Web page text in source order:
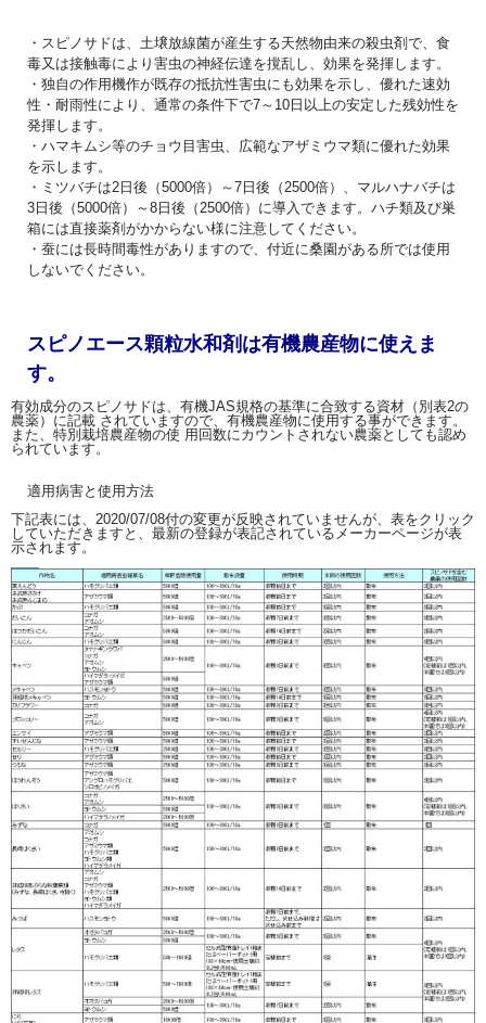
はくさい、みずなの適用害虫の追加。
いちじく、ラズベリー、マンゴーの使用量変更。
・スピノサドは、土壌放線菌が産生する天然物由来の殺虫剤で、食
毒又は接触毒により害虫の神経伝達を撹乱し、効果を発揮します。
・独自の作用機作が既存の抵抗性害虫にも効果を示し、優れた速効
性・耐雨性により、通常の条件下で7～10日以上の安定した残効性を
発揮します。
・ハマキムシ等のチョウ目害虫、広範なアザミウマ類に優れた効果
を示します。
・ミツバチは2日後（5000倍）～7日後（2500倍）、マルハナバチは
3日後（5000倍）～8日後（2500倍）に導入できます。ハチ類及び巣
箱には直接薬剤がかからない様に注意してください。
・蚕には長時間毒性がありますので、付近に桑園がある所では使用
しないでください。
スピノエース顆粒水和剤は有機農産物に使えま
す。
有効成分のスピノサドは、有機JAS規格の基準に合致する資材（別表2の
農薬）に記載 されていますので、有機農産物に使用する事ができます。
また、特別栽培農産物の使 用回数にカウントされない農薬としても認め
られています。
適用病害と使用方法
下記表には、2020/07/08付の変更が反映されていませんが、表をクリック
していただきますと、最新の登録が表記されているメーカーページが表
示されます。